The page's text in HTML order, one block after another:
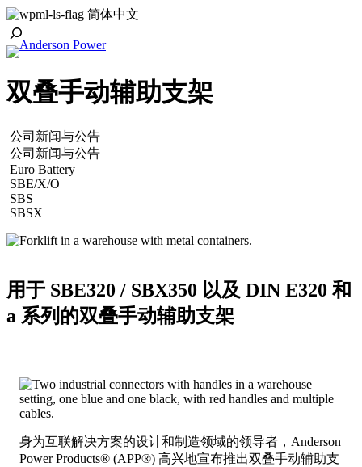
跳
至
内
简体中文
Toggle
Search
双叠手动辅助支架
公司新闻与公告
公司新闻与公告
Euro Battery
SBE/X/O
SBS
SBSX
用于 SBE320 / SBX350 以及 DIN E320 和
a 系列的双叠手动辅助支架
身为互联解决方案的设计和制造领域的领导者，Anderson
Power Products® (APP®) 高兴地宣布推出双叠手动辅助支